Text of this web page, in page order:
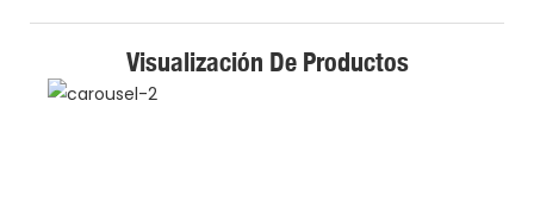
Visualización De Productos